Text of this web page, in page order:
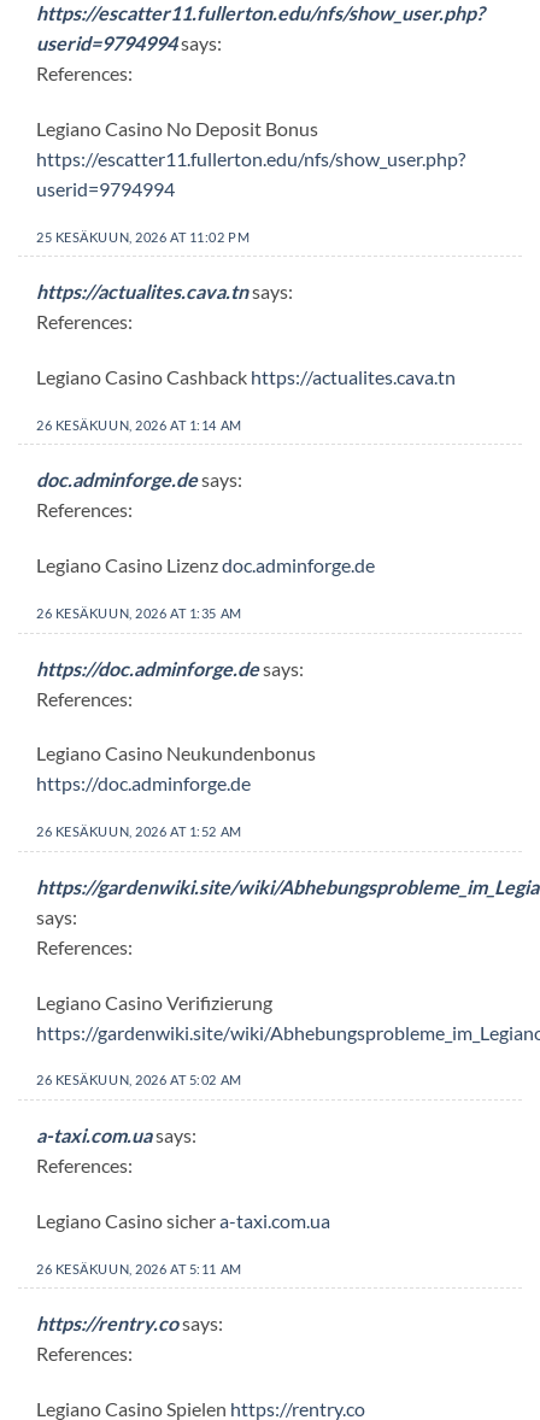
https://escatter11.fullerton.edu/nfs/show_user.php?
userid=9794994says:
References:
Legiano Casino No Deposit Bonus
https://escatter11.fullerton.edu/nfs/show_user.php?
userid=9794994
25 KESÄKUUN, 2026 AT 11:02 PM
https://actualites.cava.tnsays:
References:
Legiano Casino Cashback https://actualites.cava.tn
26 KESÄKUUN, 2026 AT 1:14 AM
doc.adminforge.desays:
References:
Legiano Casino Lizenzdoc.adminforge.de
26 KESÄKUUN, 2026 AT 1:35 AM
https://doc.adminforge.desays:
References:
Legiano Casino Neukundenbonus
https://doc.adminforge.de
26 KESÄKUUN, 2026 AT 1:52 AM
https://gardenwiki.site/wiki/
says:
References:
Legiano Casino Verifizierung
https://gardenwiki.site/wiki/
26 KESÄKUUN, 2026 AT 5:02 AM
a-taxi.com.uasays:
References:
Legiano Casino sichera-taxi.com.ua
26 KESÄKUUN, 2026 AT 5:11 AM
https://rentry.cosays:
References:
Legiano Casino Spielen https://rentry.co